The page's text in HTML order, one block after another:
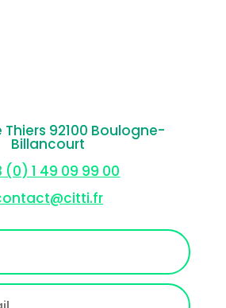
92100 Boulogne-
Billancourt
(0) 1 49 09 99 00